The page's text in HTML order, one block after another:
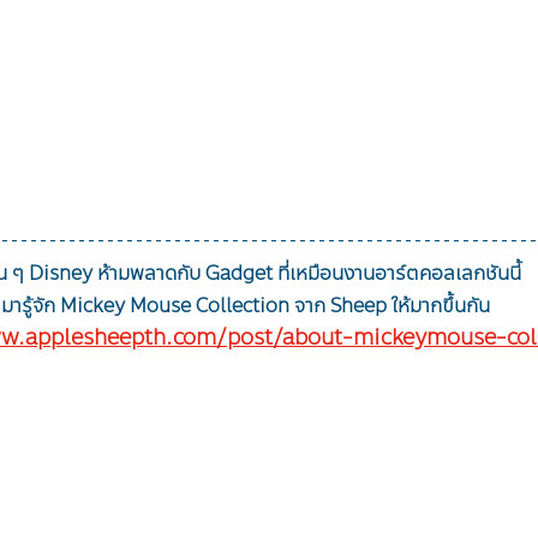
ๆ Disney ห้ามพลาดกับ Gadget ที่เหมือนงานอาร์ตคอลเลกชันนี้
มารู้จัก Mickey Mouse Collection จาก Sheep ให้มากขึ้นกัน
post/about-mickeymouse-